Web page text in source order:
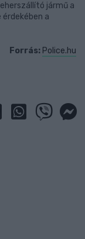
jármű a
a
Forrás: Police.hu